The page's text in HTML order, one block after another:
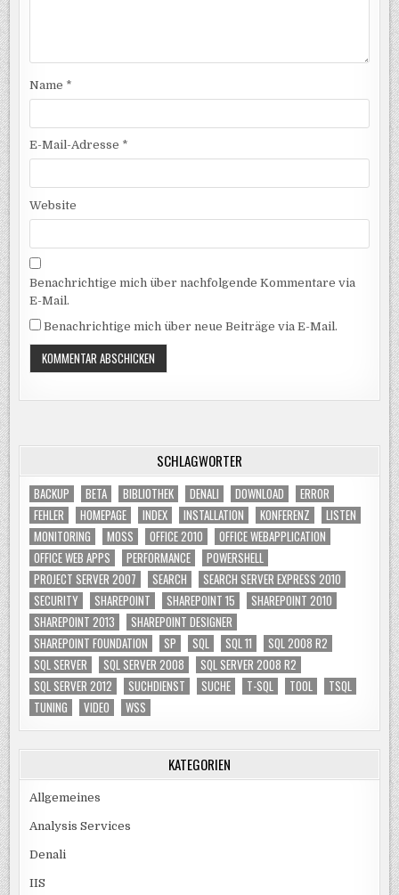
Name *
E-Mail-Adresse *
Website
Benachrichtige mich über nachfolgende Kommentare via
E-Mail.
Benachrichtige mich über neue Beiträge via E-Mail.
SCHLAGWÖRTER
BACKUP BETA BIBLIOTHEK DENALI DOWNLOAD
ERROR
FEHLER
HOMEPAGE INDEX INSTALLATION KONFERENZ
LISTEN
MONITORING
MOSS OFFICE 2010
OFFICE WEBAPPLICATION
OFFICE WEB APPS
PERFORMANCE
POWERSHELL
PROJECT SERVER 2007
SEARCH
SEARCH SERVER EXPRESS 2010
SECURITY
SHAREPOINT SHAREPOINT 15
SHAREPOINT 2010
SHAREPOINT 2013
SHAREPOINT DESIGNER
SHAREPOINT FOUNDATION
SP SQL SQL 11
SQL 2008 R2
SQL SERVER
SQL SERVER 2008
SQL SERVER 2008 R2
SQL SERVER 2012
SUCHDIENST SUCHE T-SQL TOOL
TSQL
TUNING
VIDEO WSS
KATEGORIEN
Allgemeines
Analysis Services
Denali
IIS